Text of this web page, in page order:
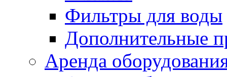
Фильтры для воды
Дополнительные
Аренда